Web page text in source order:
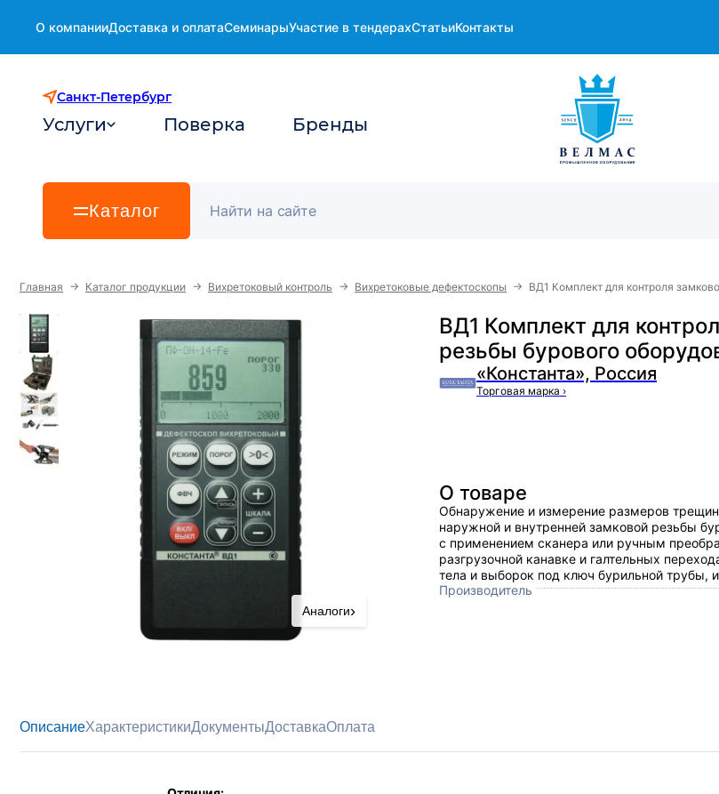
О компанииДоставка и оплатаСеминарыУчастие в тендерахСтатьиКонтакты
Санкт-Петербург
Услуги Поверка Бренды
Каталог
Главная → Каталог продукции → Вихретоковый контроль → Вихретоковые дефектоскопы → ВД1 Комплект для контроля
ВД1 Комплект для
резьбы бурового
«Константа», Россия
Торговая марка ›
Аналоги›
О товаре
Обнаружение и измерение размеров
наружной и внутренней замковой резьбы
с применением сканера или ручным
разгрузочной канавке и галтельных
тела и выборок под ключ бурильной трубы,
Производитель
ОписаниеХарактеристикиДокументыДоставкаОплата